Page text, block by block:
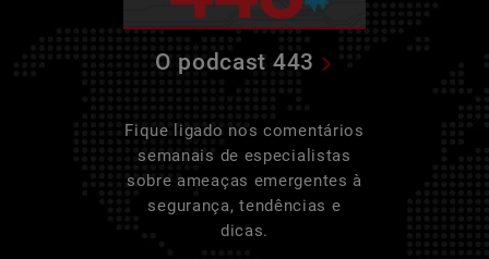
O podcast 443
Fique ligado nos comentários
semanais de especialistas
sobre ameaças emergentes à
segurança, tendências e
dicas.